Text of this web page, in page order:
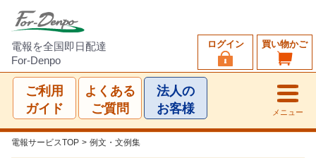
電報を全国即日配達
For-Denpo
買い物かご
ログイン
ご利用
ガイド
よくある
ご質問
法人の
お客様
メニュー
電報サービスTOP > 例文・文例集